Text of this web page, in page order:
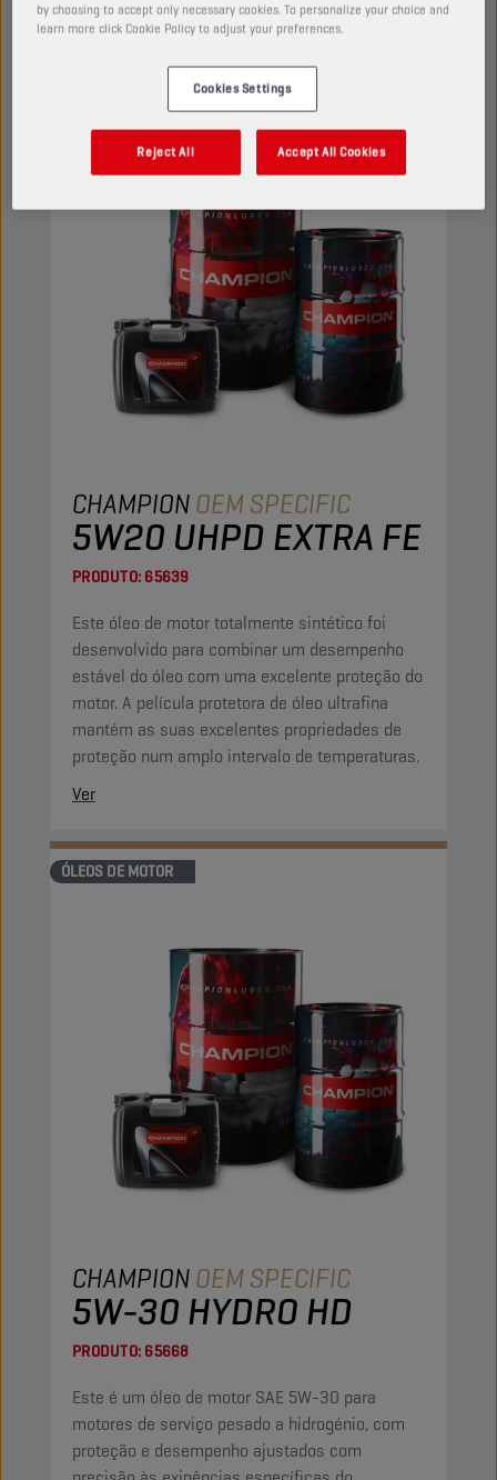
Ver
CHAMPIONOEM SPECIFIC
5W20 UHPD EXTRA FE
PRODUTO: 65639
Este óleo de motor totalmente sintético foi
desenvolvido para combinar um desempenho
estável do óleo com uma excelente proteção do
motor. A película protetora de óleo ultrafina
mantém as suas excelentes propriedades de
proteção num amplo intervalo de temperaturas.
Ver
ÓLEOS DE MOTOR
CHAMPIONOEM SPECIFIC
5W-30 HYDRO HD
PRODUTO: 65668
Este é um óleo de motor SAE 5W-30 para
motores de serviço pesado a hidrogénio, com
proteção e desempenho ajustados com
by choosing to accept only necessary cookies. To personalize your choice and
learn more click Cookie Policy to adjust your preferences.
Cookies Settings
Reject All Accept All Cookies